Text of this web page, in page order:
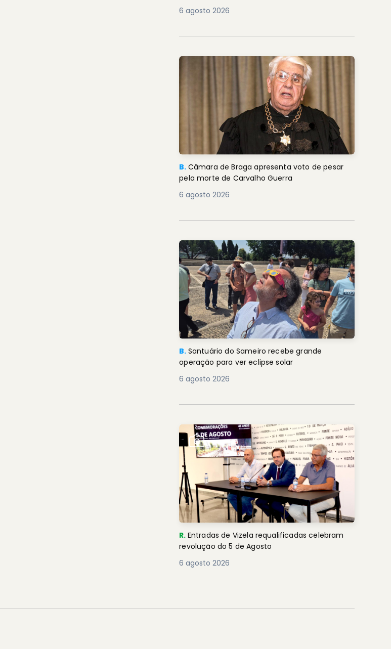
6 agosto 2026
B. Câmara de Braga apresenta voto de pesar
pela morte de Carvalho Guerra
6 agosto 2026
B. Santuário do Sameiro recebe grande
operação para ver eclipse solar
6 agosto 2026
R. Entradas de Vizela requalificadas celebram
revolução do 5 de Agosto
6 agosto 2026